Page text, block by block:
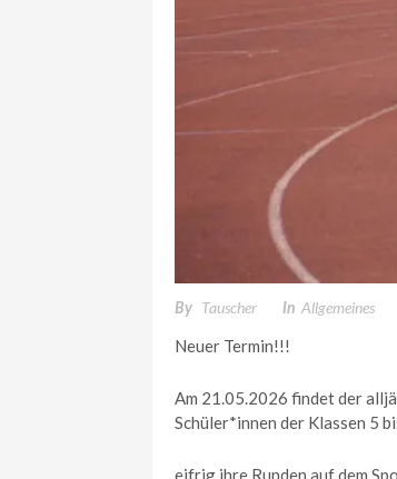
By Tauscher In Allgemeines
Neuer Termin!!!
Am 21.05.2026 findet der
Schüler*innen der Klassen 5
eifrig ihre Runden auf dem